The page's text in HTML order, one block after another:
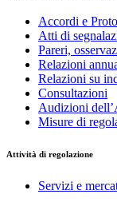
Accordi e
Atti di
Pareri,
Relazioni
Relazioni su
Consultazioni
Audizioni
Misure di
Attività di regolazione
Servizi e